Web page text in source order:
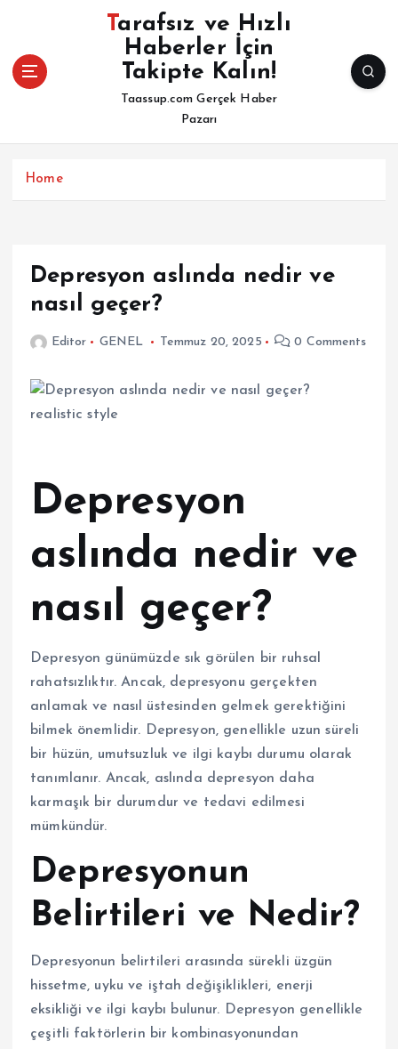
Tarafsız ve Hızlı
Haberler İçin
Takipte Kalın!
Taassup.com Gerçek Haber
Pazarı
Home
Depresyon aslında nedir ve
nasıl geçer?
Editor GENEL Temmuz 20, 2025 0 Comments
Depresyon
aslında nedir ve
nasıl geçer?
Depresyon günümüzde sık görülen bir ruhsal
rahatsızlıktır. Ancak, depresyonu gerçekten
anlamak ve nasıl üstesinden gelmek gerektiğini
bilmek önemlidir. Depresyon, genellikle uzun süreli
bir hüzün, umutsuzluk ve ilgi kaybı durumu olarak
tanımlanır. Ancak, aslında depresyon daha
karmaşık bir durumdur ve tedavi edilmesi
mümkündür.
Depresyonun
Belirtileri ve Nedir?
Depresyonun belirtileri arasında sürekli üzgün
hissetme, uyku ve iştah değişiklikleri, enerji
eksikliği ve ilgi kaybı bulunur. Depresyon genellikle
çeşitli faktörlerin bir kombinasyonundan